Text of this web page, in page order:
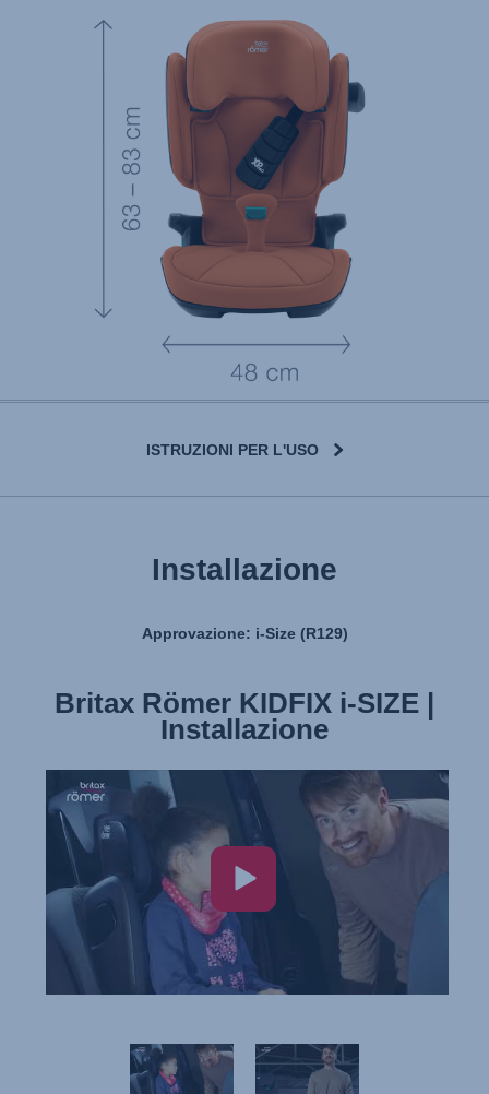
ISTRUZIONI PER L'USO
Installazione
Approvazione: i-Size (R129)
Britax Römer KIDFIX i-SIZE |
Installazione
Britax Römer KIDFIX i-SIZE |
Caratteristiche e vantaggi del